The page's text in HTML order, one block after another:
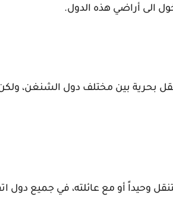
الى أراضي هذه الدول.
بحرية بين مختلف دول الشنغن، ولكن
وحيداً أو مع عائلته، في جميع دول